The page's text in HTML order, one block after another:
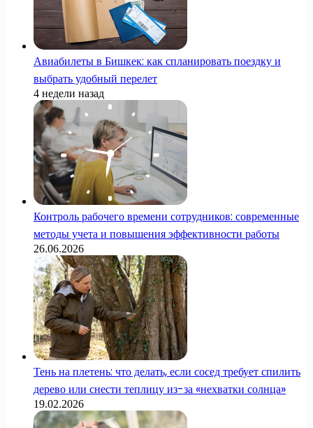
Авиабилеты в Бишкек: как спланировать поездку и
выбрать удобный перелет
4 недели назад
Контроль рабочего времени сотрудников: современные
методы учета и повышения эффективности работы
26.06.2026
Тень на плетень: что делать, если сосед требует спилить
дерево или снести теплицу из-за «нехватки солнца»
19.02.2026